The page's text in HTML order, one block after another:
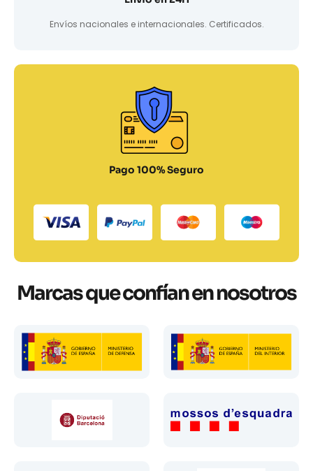
Envíos nacionales e internacionales. Certificados.
Pago 100% Seguro
Marcas que confían en nosotros